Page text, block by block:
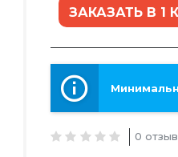
ЗАКАЗАТЬ В 1
0